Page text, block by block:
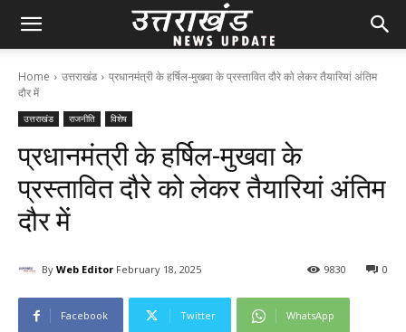
Home उत्तराखंड
प्रधानमंत्री के हर्षिल-मुखवा के प्रस्तावित दौरे को लेकर तैयारियां अंतिम
दौर में
उत्तराखंड राजनीति विशेष
प्रधानमंत्री के हर्षिल-मुखवा के
प्रस्तावित दौरे को लेकर तैयारियां अंतिम
दौर में
By Web Editor February 18, 2025 0
9830
Facebook Twitter WhatsApp